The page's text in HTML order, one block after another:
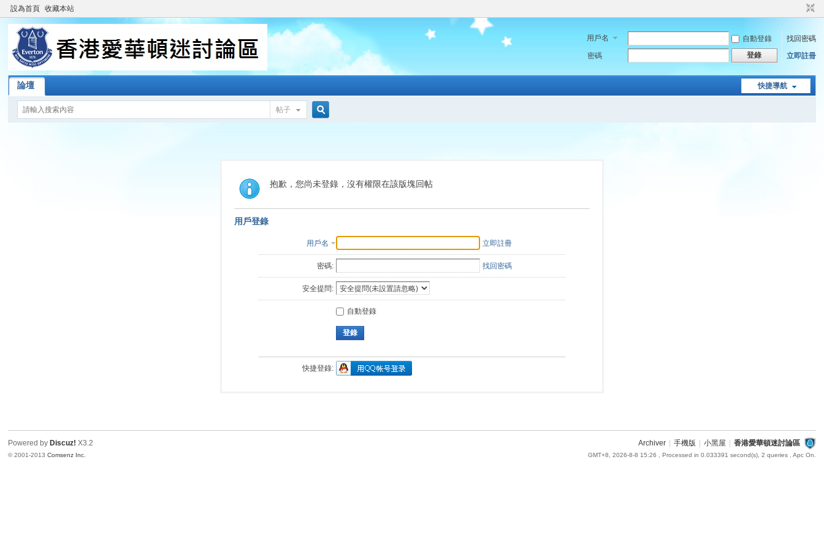
設為首頁 收藏本站
用戶名 自動登錄
找回密碼
密碼
登錄 立即註冊
快捷導航
論壇
帖子
索
抱歉，您尚未登錄，沒有權限在該版塊回帖
用戶登錄
用戶名 立即註冊
密碼: 找回密碼
安全提問:
自動登錄
登錄
快捷登錄:
Archiver 手機版 小黑屋 香港愛華頓迷討論區
GMT+8, 2026-8-8 15:26 , Processed in 0.033391 second(s), 2 queries , Apc On.
Powered by Discuz! X3.2
© 2001-2013Comsenz Inc.